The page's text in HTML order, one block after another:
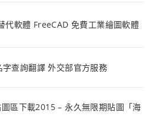
代軟體 FreeCAD 免費工業繪圖軟體
字查詢翻譯 外交部官方服務
區下載2015 – 永久無限期貼圖「海